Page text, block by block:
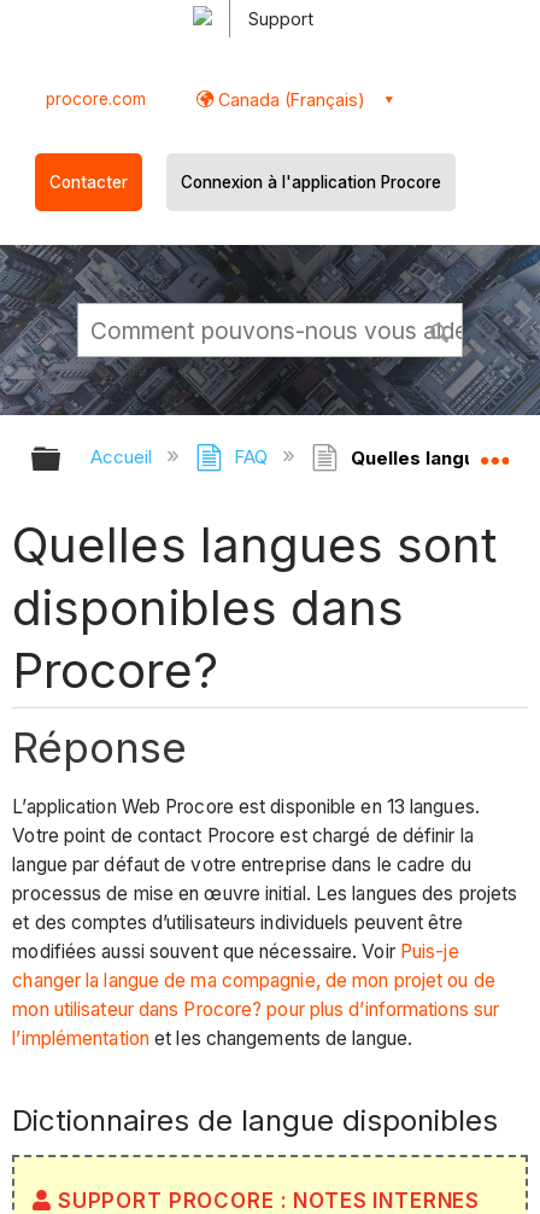
Support
procore.com Canada (Français)
Contacter Connexion à l'application Procore
Développer/réduire la hiérarchie
Accueil FAQ Quelles langues
Quelles langues sont
disponibles dans
Procore?
Réponse
L’application Web Procore est disponible en 13 langues.
Votre point de contact Procore est chargé de définir la
langue par défaut de votre entreprise dans le cadre du
processus de mise en œuvre initial. Les langues des projets
et des comptes d’utilisateurs individuels peuvent être
modifiées aussi souvent que nécessaire. Voir Puis-je
changer la langue de ma compagnie, de mon projet ou de
mon utilisateur dans Procore? pour plus d’informations sur
l’implémentation et les changements de langue.
Dictionnaires de langue disponibles
SUPPORT PROCORE : NOTES INTERNES